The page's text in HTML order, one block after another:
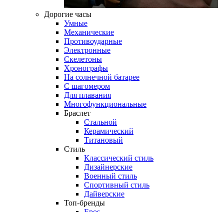
Дорогие часы
Умные
Механические
Противоударные
Электронные
Скелетоны
Хронографы
На солнечной батарее
С шагомером
Для плавания
Многофункциональные
Браслет
Стальной
Керамический
Титановый
Стиль
Классический стиль
Дизайнерские
Военный стиль
Спортивный стиль
Дайверские
Топ-бренды